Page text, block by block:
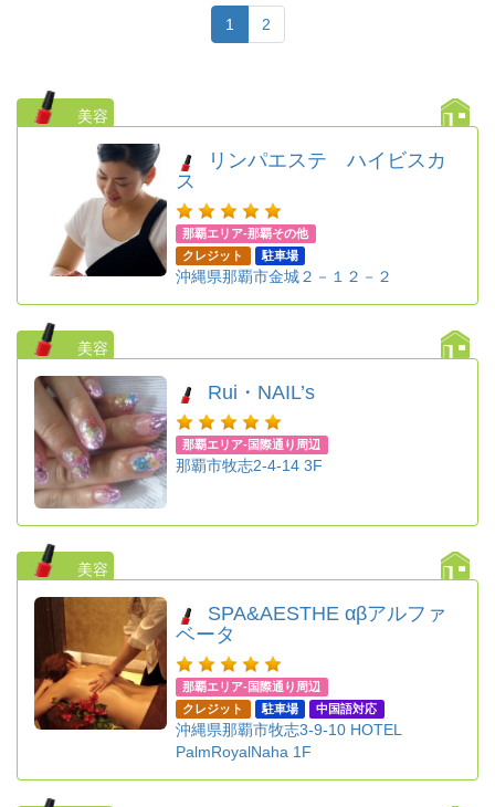
1 2
美容
リンパエステ ハイビスカ
ス
那覇エリア-那覇その他
クレジット
駐車場
沖縄県那覇市金城２－１２－２
美容
Rui・NAIL’s
那覇エリア-国際通り周辺
那覇市牧志2-4-14 3F
美容
SPA&AESTHE αβアルファ
ベータ
那覇エリア-国際通り周辺
クレジット
駐車場 中国語対応
沖縄県那覇市牧志3-9-10 HOTEL
PalmRoyalNaha 1F